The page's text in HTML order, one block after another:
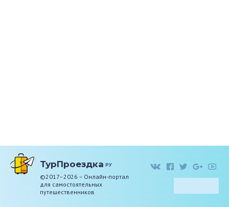
ТурПроездка ру
©2017–2026 – Онлайн-портал
для самостоятельных
путешественников